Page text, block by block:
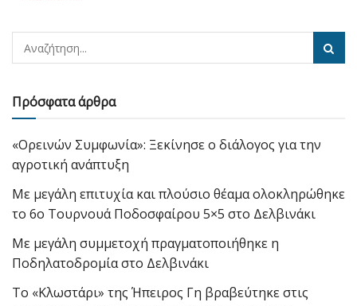
Πρόσφατα άρθρα
«Ορεινών Συμφωνία»: Ξεκίνησε ο διάλογος για την
αγροτική ανάπτυξη
Με μεγάλη επιτυχία και πλούσιο θέαμα ολοκληρώθηκε
το 6ο Τουρνουά Ποδοσφαίρου 5×5 στο Δελβινάκι
Με μεγάλη συμμετοχή πραγματοποιήθηκε η
Ποδηλατοδρομία στο Δελβινάκι
Το «Κλωστάρι» της Ήπειρος Γη βραβεύτηκε στις